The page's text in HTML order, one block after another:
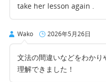
take her lesson again .
Wako 2026年5月26日
文法の間違いなどをわかり
理解できました！